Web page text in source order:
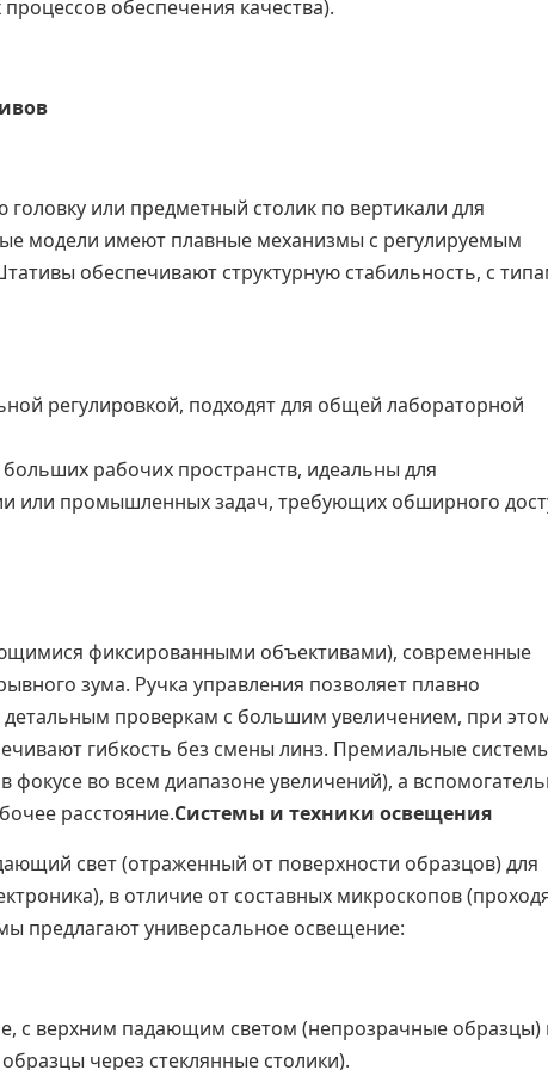
обеспечения качества).
или предметный столик по вертикали для
модели имеют плавные механизмы с регулируемым
обеспечивают структурную стабильность, с
регулировкой, подходят для общей лабораторной
рабочих пространств, идеальны для
или промышленных задач, требующих обширного
фиксированными объективами), современные
зума. Ручка управления позволяет плавно
проверкам с большим увеличением, при
гибкость без смены линз. Премиальные
во всем диапазоне увеличений), а
расстояние.Системы и техники освещения
свет (отраженный от поверхности образцов) для
в отличие от составных микроскопов
предлагают универсальное освещение:
с верхним падающим светом (непрозрачные образцы)
через стеклянные столики).